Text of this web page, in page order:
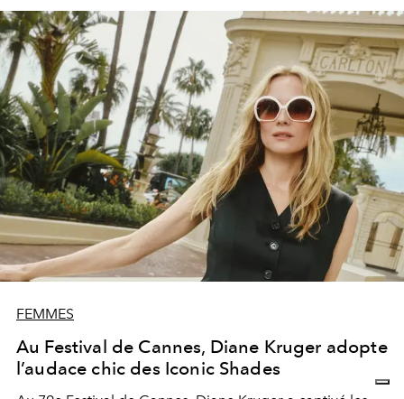
FEMMES
Au Festival de Cannes, Diane Kruger adopte
l’audace chic des Iconic Shades